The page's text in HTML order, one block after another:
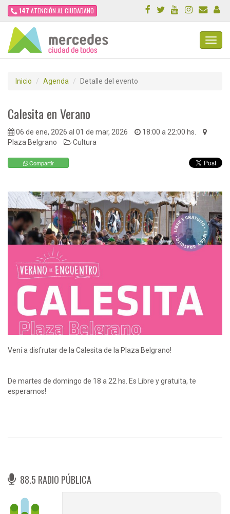
147 ATENCIÓN AL CIUDADANO
Inicio Agenda Detalle del evento
Calesita en Verano
06 de ene, 2026 al 01 de mar, 2026
18:00 a 22:00 hs.
Plaza Belgrano
Cultura
Compartir
Vení a disfrutar de la Calesita de la Plaza Belgrano!
De martes de domingo de 18 a 22 hs. Es Libre y gratuita, te
esperamos!
88.5 RADIO PÚBLICA